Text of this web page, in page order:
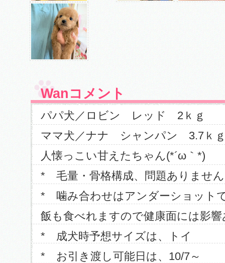
Wanコメント
パパ犬／ロビン レッド 2ｋｇ
ママ犬／ナナ シャンパン 3.7ｋ
人懐っこい甘えたちゃん(*´ω｀*)
* 毛量・骨格構成、問題ありませ
* 噛み合わせはアンダーショット
飯も食べれますので健康面には影
* 成犬時予想サイズは、トイ
* お引き渡し可能日は、10/7～